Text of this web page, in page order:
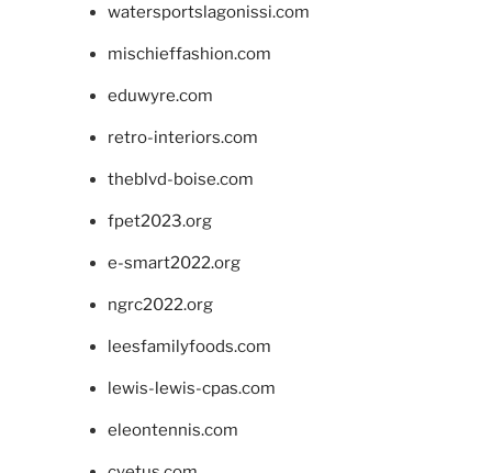
watersportslagonissi.com
mischieffashion.com
eduwyre.com
retro-interiors.com
theblvd-boise.com
fpet2023.org
e-smart2022.org
ngrc2022.org
leesfamilyfoods.com
lewis-lewis-cpas.com
eleontennis.com